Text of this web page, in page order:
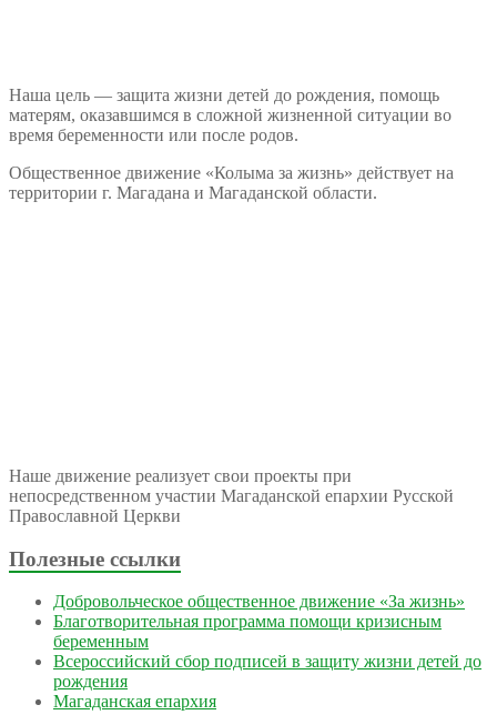
Наша цель — защита жизни детей до рождения, помощь
матерям, оказавшимся в сложной жизненной ситуации во
время беременности или после родов.
Общественное движение «Колыма за жизнь» действует на
территории г. Магадана и Магаданской области.
Наше движение реализует свои проекты при
непосредственном участии Магаданской епархии Русской
Православной Церкви
Полезные ссылки
Добровольческое общественное движение «За жизнь»
Благотворительная программа помощи кризисным
беременным
Всероссийский сбор подписей в защиту жизни детей до
рождения
Магаданская епархия